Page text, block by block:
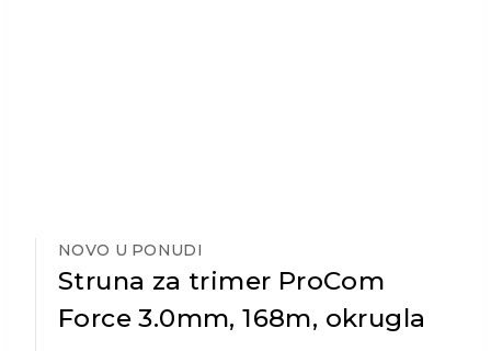
NOVO U PONUDI
Struna za trimer ProCom
Force 3.0mm, 168m, okrugla